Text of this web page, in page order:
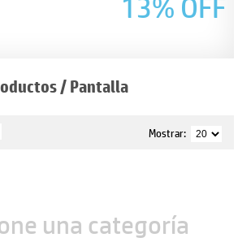
/Pantalla
Mostrar:
una categoría